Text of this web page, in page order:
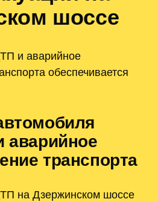
шоссе
и аварийное
обеспечивается
аварийное
транспорта
на Дзержинском шоссе